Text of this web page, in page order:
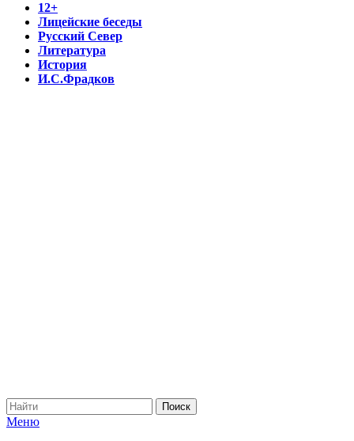
12+
Лицейские беседы
Русский Север
Литература
История
И.С.Фрадков
Меню